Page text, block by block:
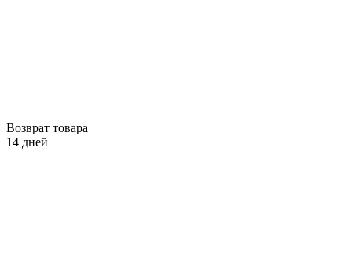
Возврат товара
14 дней